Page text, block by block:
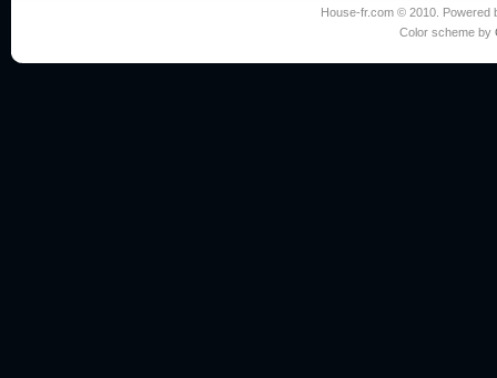
House-fr.com © 2010. Powered
Color scheme by